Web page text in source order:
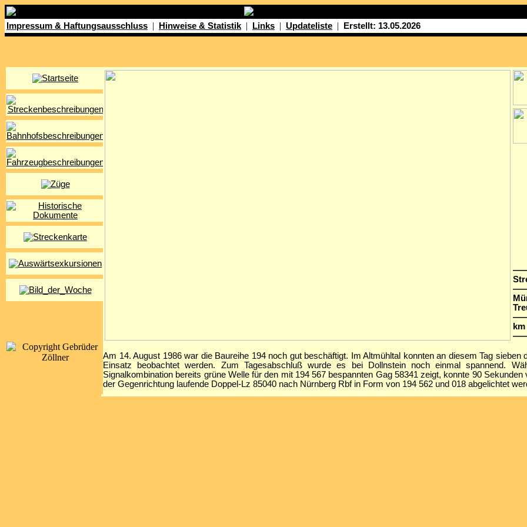
Impressum & Haftungsausschluss | Hinweise & Statistik | Links | Updateliste | Erstellt: 13.05.2026
Am 14. August 1986 war die Baureihe 194 noch gut beschäftigt. Im Altmühltal konnten an diesem Tag sieben
Einsatz beobachtet werden. Zum Tagesabschluß wurde es bei Dollnstein noch einmal spannend.
Signalkombination bereits grüne Welle für den mit 194 567 bespannten Gag 58341 zeigt, konnte 90 Sekunden
der Gegenrichtung laufende Doppel-Lz 85040 nach Nürnberg Rbf in Form von 194 562 und 018 abgelichtet